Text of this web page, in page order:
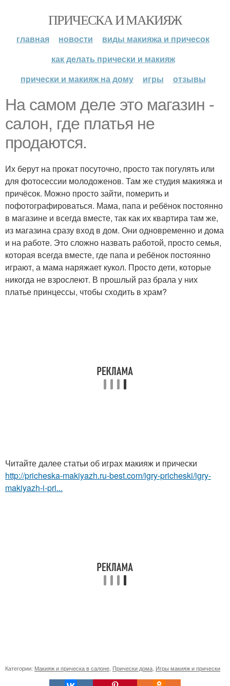
ПРИЧЕСКА И МАКИЯЖ
главная новости
виды макияжа и причесок
как делать прически и макияж
прически и макияж на дому
игры отзывы
На самом деле это магазин -
салон, где платья не
продаются.
Их берут на прокат посуточно, просто так погулять или
для фотосессии молодоженов. Там же студия макияжа и
причёсок. Можно просто зайти, померить и
пофотографироваться. Мама, папа и ребёнок постоянно
в магазине и всегда вместе, так как их квартира там же,
из магазина сразу вход в дом. Они одновременно и дома
и на работе. Это сложно назвать работой, просто семья,
которая всегда вместе, где папа и ребёнок постоянно
играют, а мама наряжает кукол. Просто дети, которые
никогда не взрослеют. В прошлый раз брала у них
платье принцессы, чтобы сходить в храм?
Читайте далее статьи об играх макияж и прически
http://pricheska-makiyazh.ru-best.com/igry-pricheski/igry-
makiyazh-i-pri...
Категории: Макияж и прическа в салоне Прически дома Игры макияж и прически